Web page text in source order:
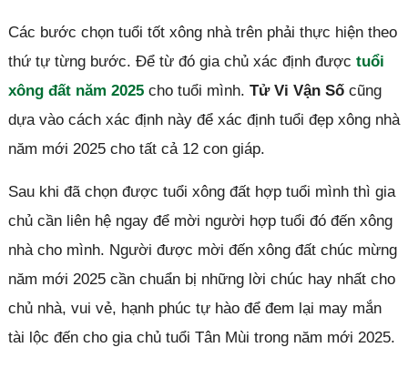
Các bước chọn tuổi tốt xông nhà trên phải thực hiện theo
thứ tự từng bước. Để từ đó gia chủ xác định được tuổi
xông đất năm 2025cho tuổi mình. Tử Vi Vận Sốcũng
dựa vào cách xác định này để xác định tuổi đẹp xông nhà
năm mới 2025 cho tất cả 12 con giáp.
Sau khi đã chọn được tuổi xông đất hợp tuổi mình thì gia
chủ cần liên hệ ngay để mời người hợp tuổi đó đến xông
nhà cho mình. Người được mời đến xông đất chúc mừng
năm mới 2025 cần chuẩn bị những lời chúc hay nhất cho
chủ nhà, vui vẻ, hạnh phúc tự hào để đem lại may mắn
tài lộc đến cho gia chủ tuổi Tân Mùi trong năm mới 2025.